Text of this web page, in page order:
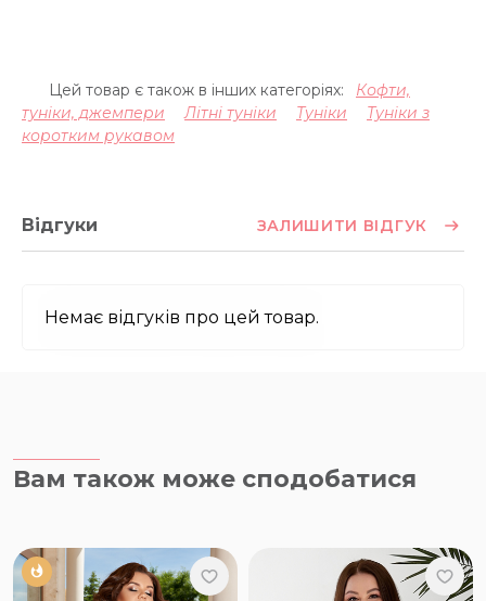
Цей товар є також в інших категоріях:
Кофти,
туніки, джемпери
Літні туніки Туніки
Туніки з
коротким рукавом
Відгуки ЗАЛИШИТИ ВІДГУК
Немає відгуків про цей товар.
Вам також може сподобатися